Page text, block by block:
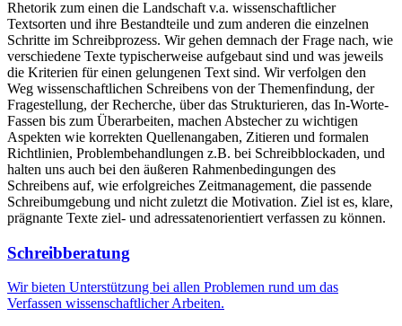
Rhetorik zum einen die Landschaft v.a. wissenschaftlicher
Textsorten und ihre Bestandteile und zum anderen die einzelnen
Schritte im Schreibprozess. Wir gehen demnach der Frage nach, wie
verschiedene Texte typischerweise aufgebaut sind und was jeweils
die Kriterien für einen gelungenen Text sind. Wir verfolgen den
Weg wissenschaftlichen Schreibens von der Themenfindung, der
Fragestellung, der Recherche, über das Strukturieren, das In-Worte-
Fassen bis zum Überarbeiten, machen Abstecher zu wichtigen
Aspekten wie korrekten Quellenangaben, Zitieren und formalen
Richtlinien, Problembehandlungen z.B. bei Schreibblockaden, und
halten uns auch bei den äußeren Rahmenbedingungen des
Schreibens auf, wie erfolgreiches Zeitmanagement, die passende
Schreibumgebung und nicht zuletzt die Motivation. Ziel ist es, klare,
prägnante Texte ziel- und adressatenorientiert verfassen zu können.
Schreibberatung
Wir bieten Unterstützung bei allen Problemen rund um das
Verfassen wissenschaftlicher Arbeiten.